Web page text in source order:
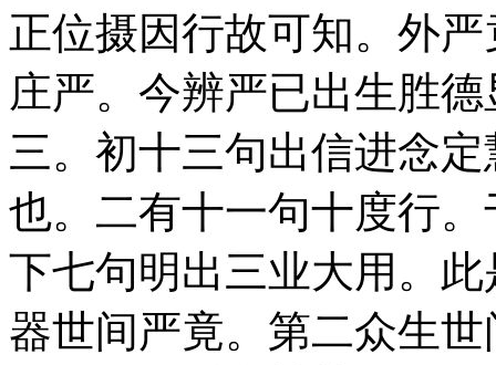
正位摄因行故可知。外
庄严。今辨严已出生胜
三。初十三句出信进念
也。二有十一句十度行
下七句明出三业大用。
器世间严竟。第二众生